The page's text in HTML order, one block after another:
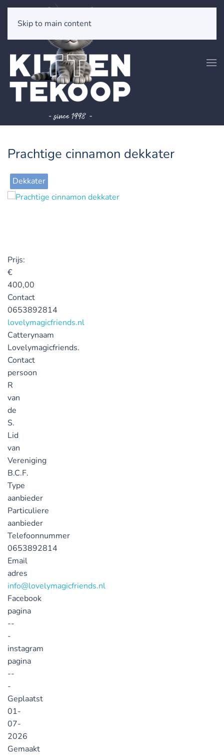
Skip to main content
Prachtige cinnamon dekkater
Dekkater
Prijs:
€
400,00
Contact
0653892814
lovelymagicfriends.nl
Catterynaam
Lovelymagicfriends.
Contact
persoon
R
van
de
S.
Lid
van
Vereniging
B.C.F.
Type
aanbieder
Particuliere
aanbieder
Telefoonnummer
0653892814
Email
adres
info@lovelymagicfriends.nl
Facebook
pagina
--
-
instagram
pagina
--
-
Geplaatst
01-
07-
2026
Gemaakt